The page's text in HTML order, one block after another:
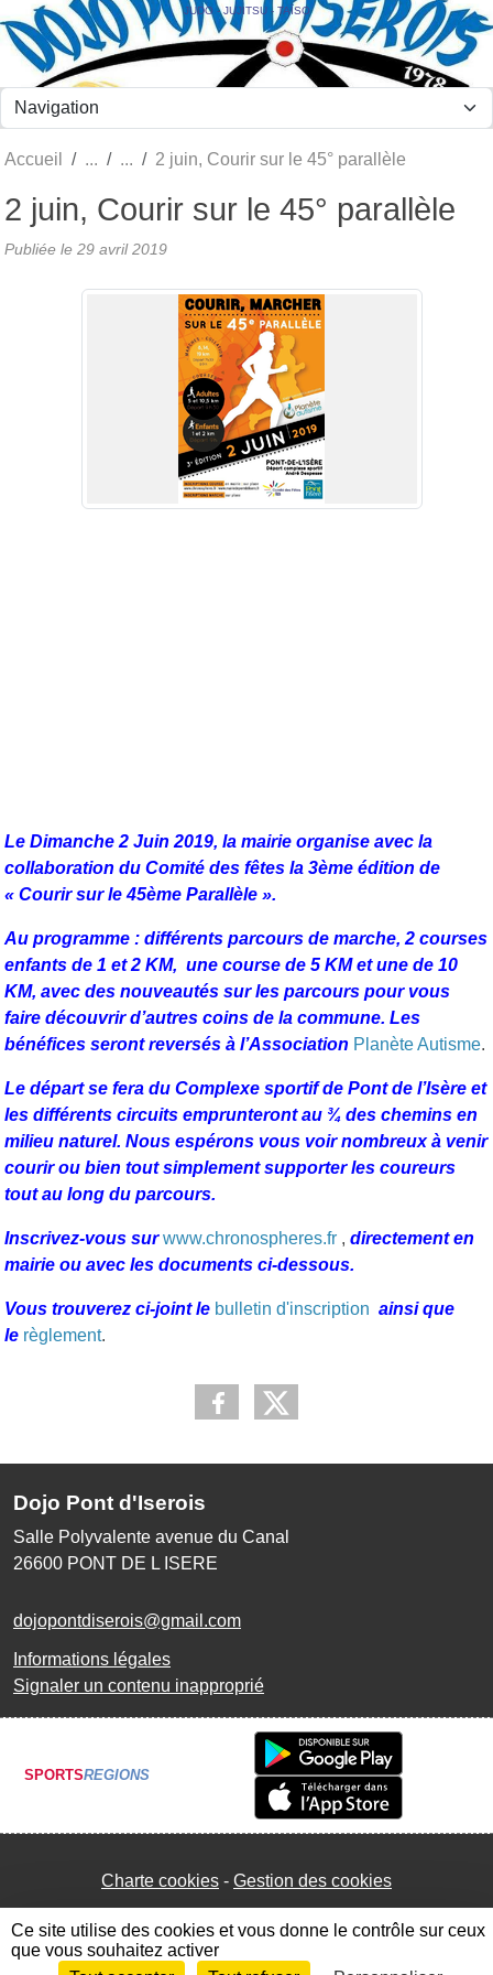
JUDO - JUJITSU - TAÏSO
Accueil 2 juin, Courir sur le 45° parallèle
2 juin, Courir sur le 45° parallèle
Publiée le 29 avril 2019
Le Dimanche 2 Juin 2019, la mairie organise avec la
collaboration du Comité des fêtes la 3ème édition de
« Courir sur le 45ème Parallèle ».
Au programme : différents parcours de marche, 2 courses
enfants de 1 et 2 KM, une course de 5 KM et une de 10
KM, avec des nouveautés sur les parcours pour vous
faire découvrir d’autres coins de la commune. Les
bénéfices seront reversés à l’Association Planète Autisme.
Le départ se fera du Complexe sportif de Pont de l’Isère et
les différents circuits emprunteront au ¾ des chemins en
milieu naturel. Nous espérons vous voir nombreux à venir
courir ou bien tout simplement supporter les coureurs
tout au long du parcours.
Inscrivez-vous sur www.chronospheres.fr , directement en
mairie ou avec les documents ci-dessous.
Vous trouverez ci-joint le bulletin d'inscription ainsi que
le règlement.
Dojo Pont d'Iserois
Salle Polyvalente avenue du Canal
26600 PONT DE L ISERE
dojopontdiserois@gmail.com
Informations légales
Signaler un contenu inapproprié
SPORTSREGIONS
Charte cookies Gestion des cookies
Panneau de gestion des cookies
Ce site utilise des cookies et vous donne le contrôle sur ceux
que vous souhaitez activer